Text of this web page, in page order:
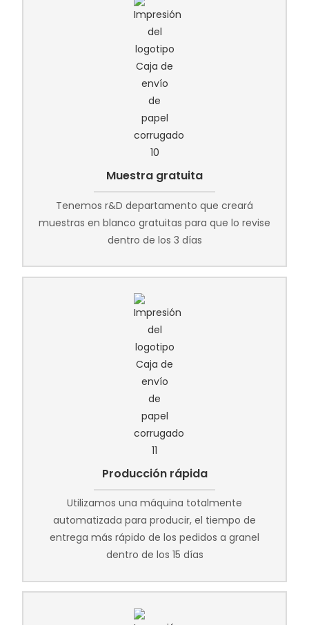
Muestra gratuita
Tenemos r&D departamento que creará
muestras en blanco gratuitas para que lo revise
dentro de los 3 días
Producción rápida
Utilizamos una máquina totalmente
automatizada para producir, el tiempo de
entrega más rápido de los pedidos a granel
dentro de los 15 días